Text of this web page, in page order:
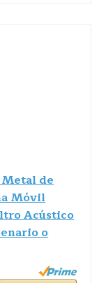
de
Móvil
Acústico
o